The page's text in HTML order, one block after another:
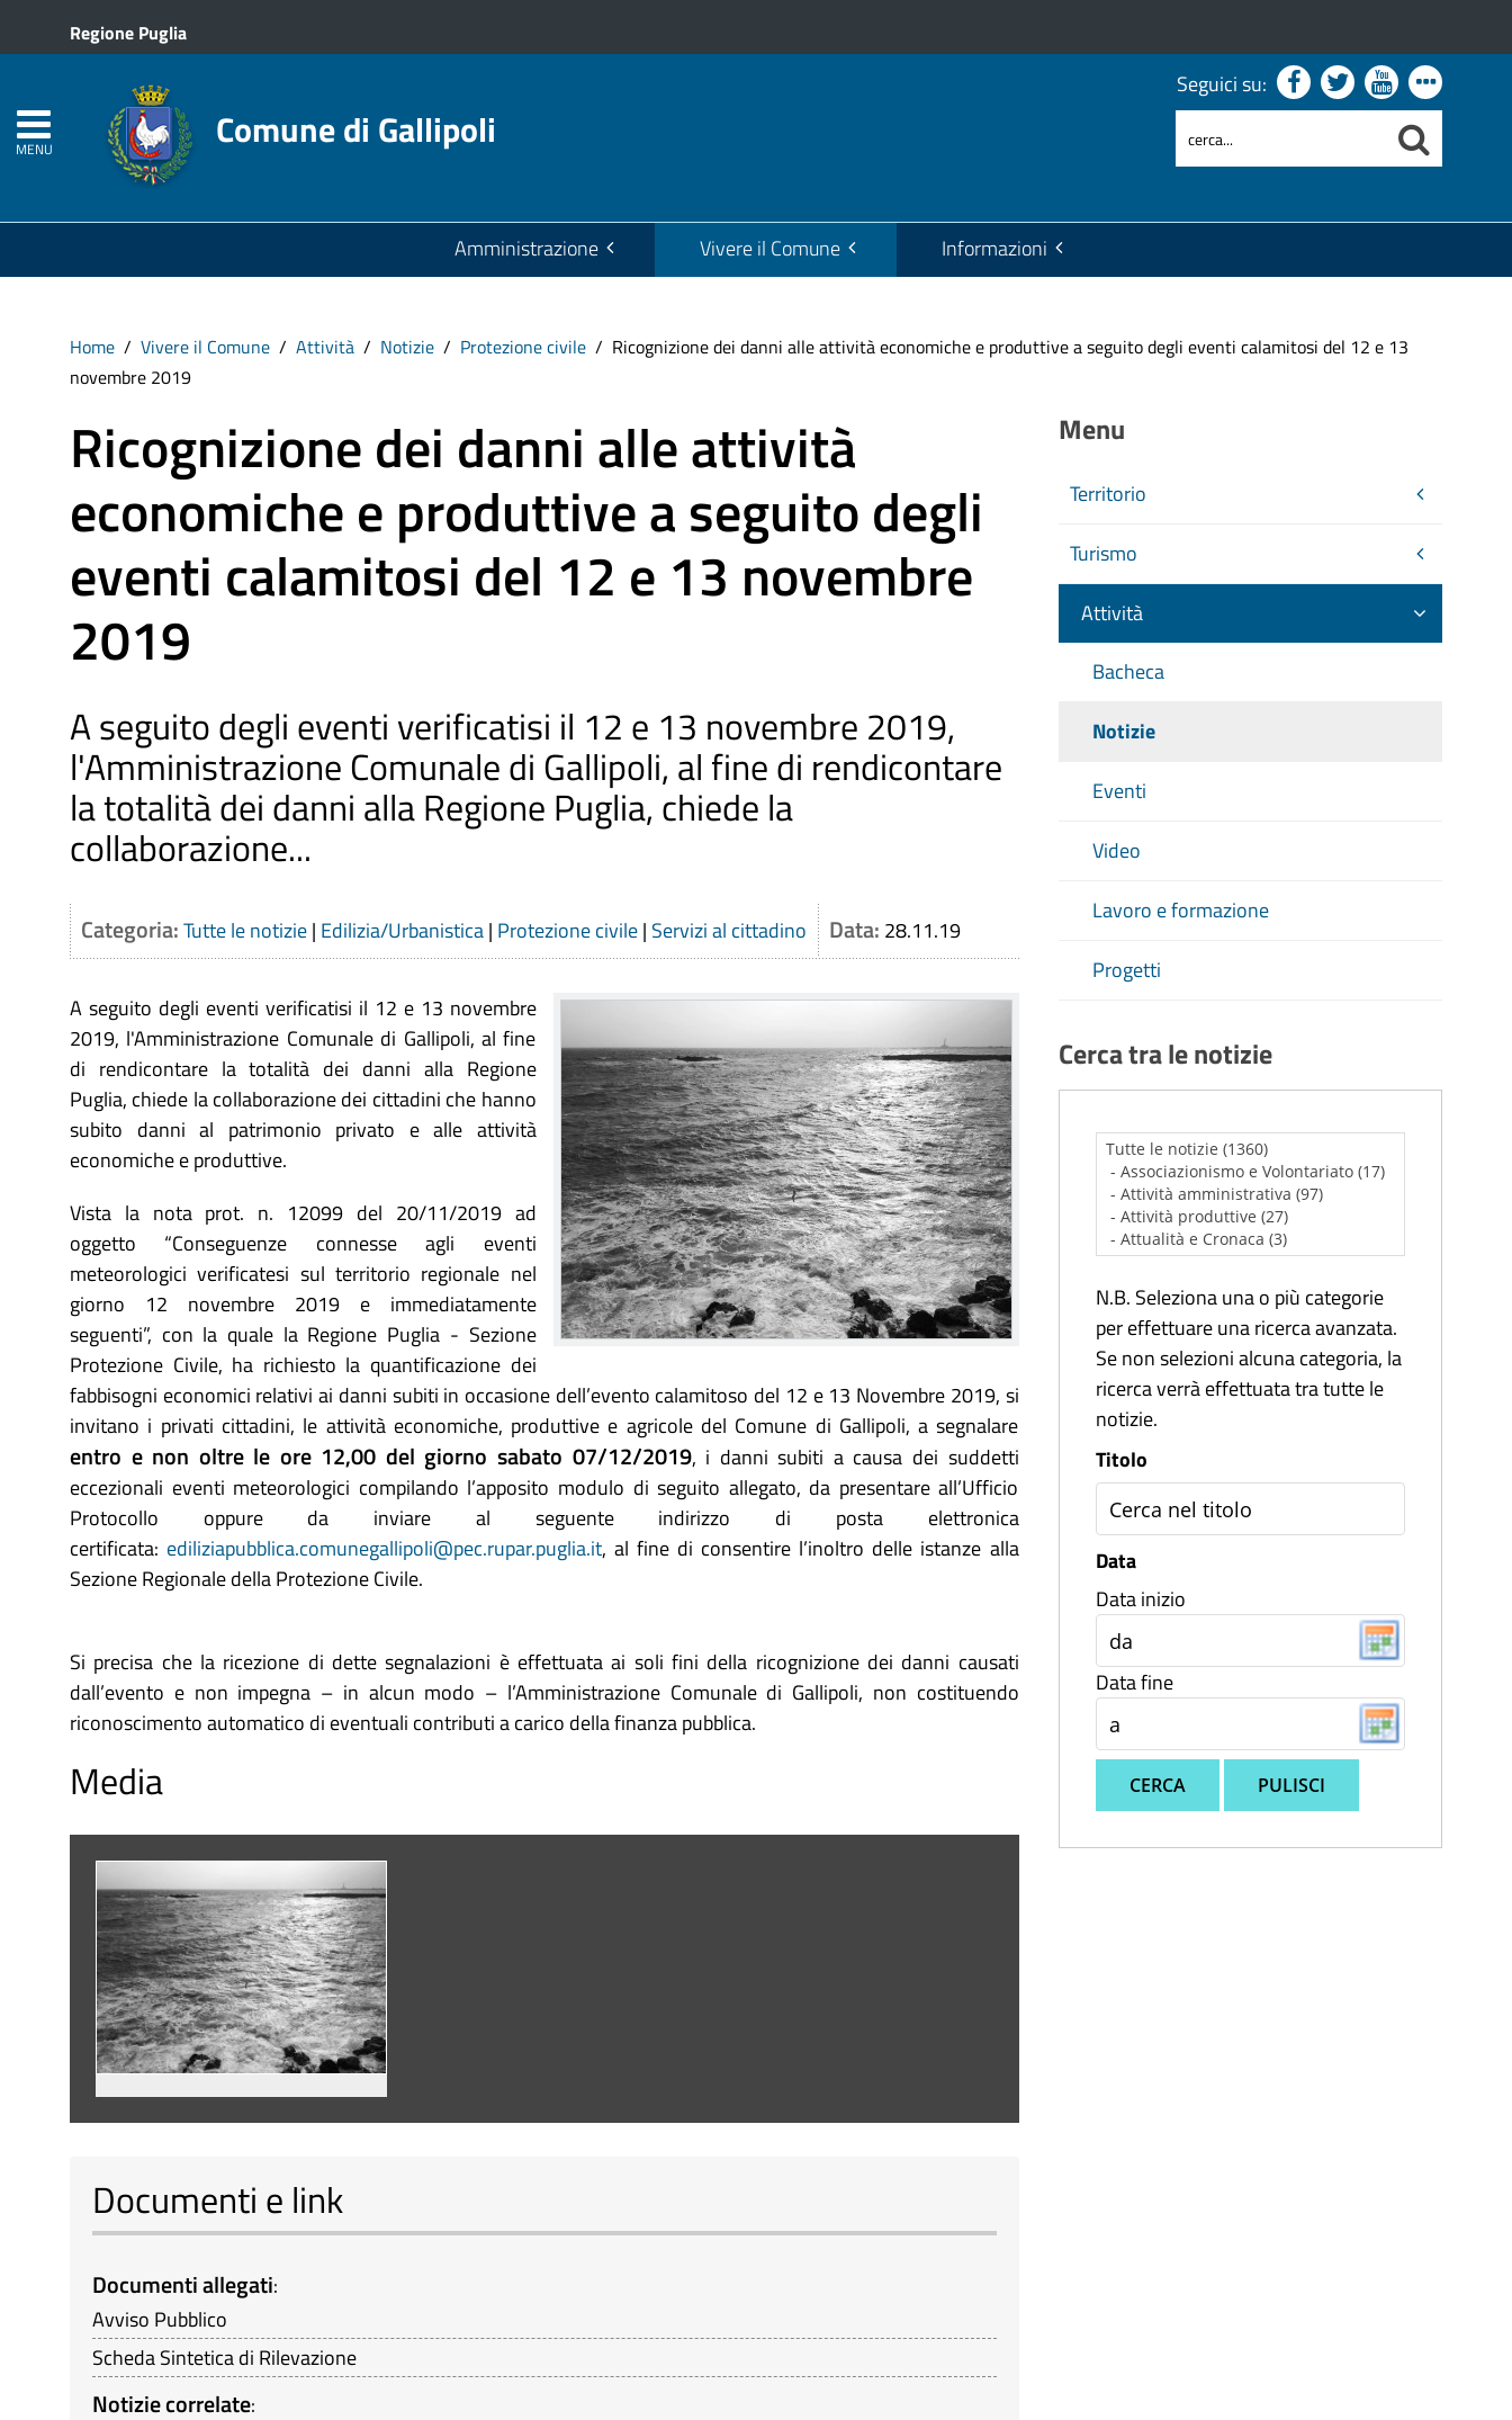
Regione Puglia
MENU Comune di Gallipoli
Seguici su:
Amministrazione Vivere il Comune Informazioni
Home Vivere il Comune Attività Notizie Protezione civile
Ricognizione dei danni alle attività economiche e produttive a seguito degli eventi calamitosi del 12 e 13
novembre 2019
Ricognizione dei danni alle attività
economiche e produttive a seguito degli
eventi calamitosi del 12 e 13 novembre
2019
A seguito degli eventi verificatisi il 12 e 13 novembre 2019,
l'Amministrazione Comunale di Gallipoli, al fine di rendicontare
la totalità dei danni alla Regione Puglia, chiede la
collaborazione...
Categoria:Tutte le notizie| Edilizia/Urbanistica| Protezione civile| Servizi al cittadino Data: 28.11.19
A seguito degli eventi verificatisi il 12 e 13 novembre
2019, l'Amministrazione Comunale di Gallipoli, al fine
di rendicontare la totalità dei danni alla Regione
Puglia, chiede la collaborazione dei cittadini che hanno
subito danni al patrimonio privato e alle attività
economiche e produttive.
Vista la nota prot. n. 12099 del 20/11/2019 ad
oggetto “Conseguenze connesse agli eventi
meteorologici verificatesi sul territorio regionale nel
giorno 12 novembre 2019 e immediatamente
seguenti”, con la quale la Regione Puglia - Sezione
Protezione Civile, ha richiesto la quantificazione dei
fabbisogni economici relativi ai danni subiti in occasione dell’evento calamitoso del 12 e 13 Novembre 2019, si
invitano i privati cittadini, le attività economiche, produttive e agricole del Comune di Gallipoli, a segnalare
entro e non oltre le ore 12,00 del giorno sabato 07/12/2019, i danni subiti a causa dei suddetti
eccezionali eventi meteorologici compilando l’apposito modulo di seguito allegato, da presentare all’Ufficio
Protocollo oppure da inviare al seguente indirizzo di posta elettronica
certificata: ediliziapubblica.comunegallipoli@pec.rupar.puglia.it, al fine di consentire l’inoltro delle istanze alla
Sezione Regionale della Protezione Civile.
Si precisa che la ricezione di dette segnalazioni è effettuata ai soli fini della ricognizione dei danni causati
dall’evento e non impegna – in alcun modo – l’Amministrazione Comunale di Gallipoli, non costituendo
riconoscimento automatico di eventuali contributi a carico della finanza pubblica.
Media
Documenti e link
Documenti allegati:
Avviso Pubblico
Scheda Sintetica di Rilevazione
Notizie correlate:
Menu
Territorio
Turismo
Attività
Bacheca
Notizie
Eventi
Video
Lavoro e formazione
Progetti
Cerca tra le notizie
N.B. Seleziona una o più categorie
per effettuare una ricerca avanzata.
Se non selezioni alcuna categoria, la
ricerca verrà effettuata tra tutte le
notizie.
Titolo
Data
Data inizio
Data fine
CERCA PULISCI